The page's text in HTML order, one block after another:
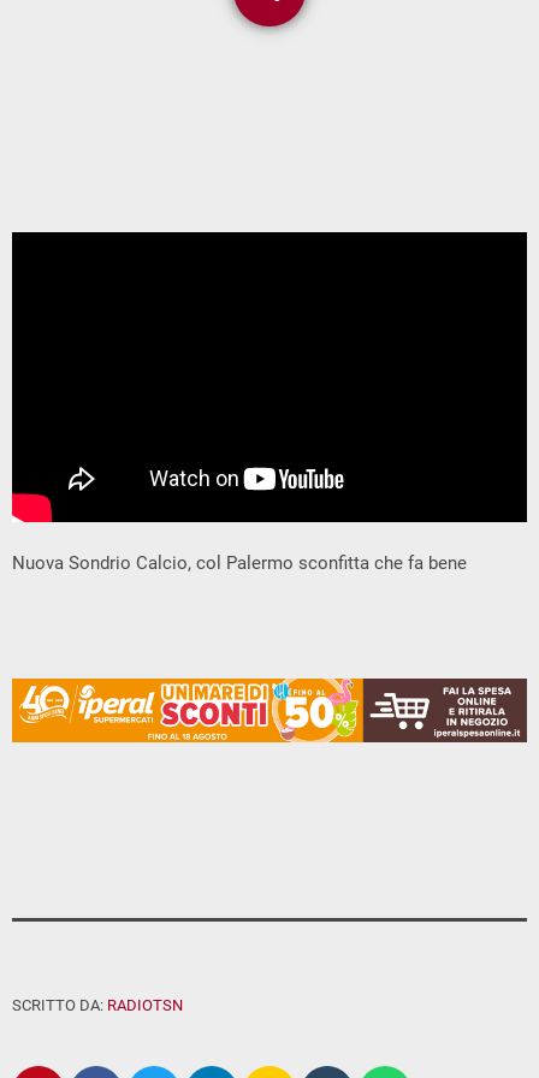
Nuova Sondrio Calcio, col Palermo sconfitta che fa bene
SCRITTO DA: RADIOTSN